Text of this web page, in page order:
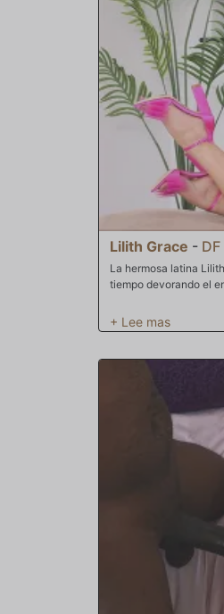
regocíjate mientras
ella chillaba de
cuerpo retorcido
de amor de mamba
cara con una sopa de
tenemos éxitos que
Lilith Grace -
La hermosa latina
tiempo devorando el